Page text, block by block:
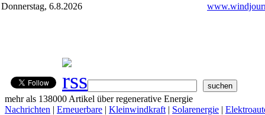
Donnerstag, 6.8.2026
mehr als 138000 Artikel über regenerative Energie
Nachrichten | Erneuerbare | Kleinwindkraft | Solarenergie |